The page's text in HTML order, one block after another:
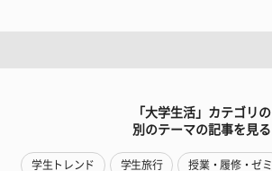
「大学生活」カテゴリの
別のテーマの記事を見る
学生トレンド 学生旅行 授業・履修・ゼミ